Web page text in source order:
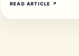
READ ARTICLE ↗